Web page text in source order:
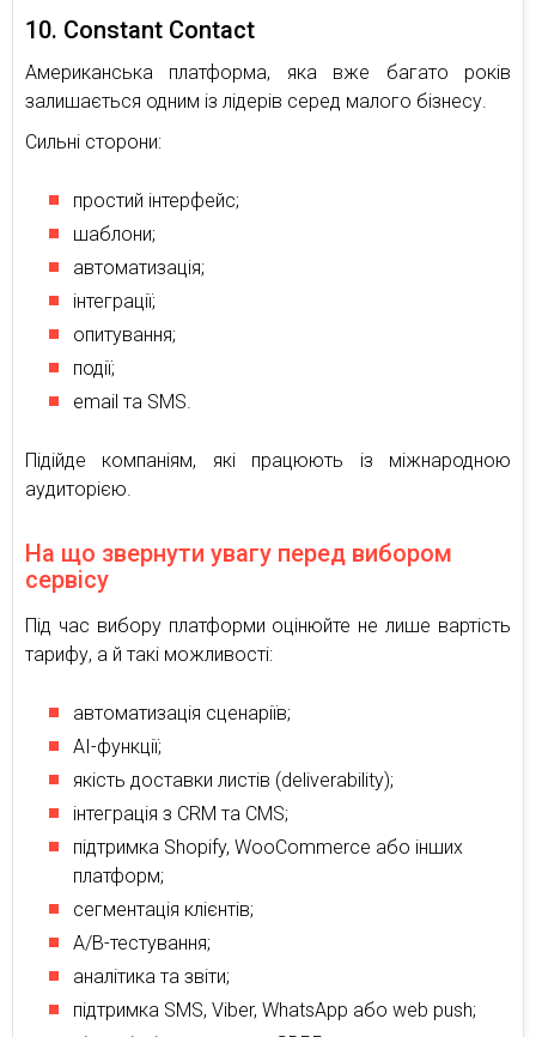
10. Constant Contact
Американська платформа, яка вже багато років
залишається одним із лідерів серед малого бізнесу.
Сильні сторони:
простий інтерфейс;
шаблони;
автоматизація;
інтеграції;
опитування;
події;
email та SMS.
Підійде компаніям, які працюють із міжнародною
аудиторією.
На що звернути увагу перед вибором
сервісу
Під час вибору платформи оцінюйте не лише вартість
тарифу, а й такі можливості:
автоматизація сценаріїв;
AI-функції;
якість доставки листів (deliverability);
інтеграція з CRM та CMS;
підтримка Shopify, WooCommerce або інших
платформ;
сегментація клієнтів;
A/B-тестування;
аналітика та звіти;
підтримка SMS, Viber, WhatsApp або web push;